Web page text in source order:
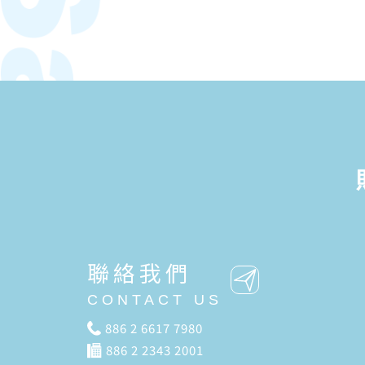
聯絡我們
CONTACT US
886 2 6617 7980
886 2 2343 2001